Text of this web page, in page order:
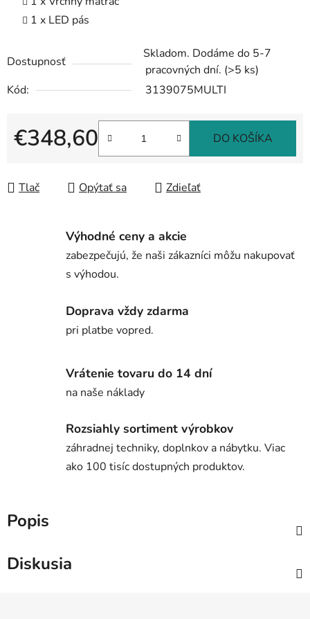
1 x LED pás
Dostupnosť
Skladom. Dodáme do 5-7
pracovných dní. (>5 ks)
Kód:
3139075MULTI
€348,60 DO KOŠÍKA
Tlač Opýtať sa Zdieľať
Výhodné ceny a akcie
zabezpečujú, že naši zákazníci môžu nakupovať
s výhodou.
Doprava vždy zdarma
pri platbe vopred.
Vrátenie tovaru do 14 dní
na naše náklady
Rozsiahly sortiment výrobkov
záhradnej techniky, doplnkov a nábytku. Viac
ako 100 tisíc dostupných produktov.
Popis
Diskusia